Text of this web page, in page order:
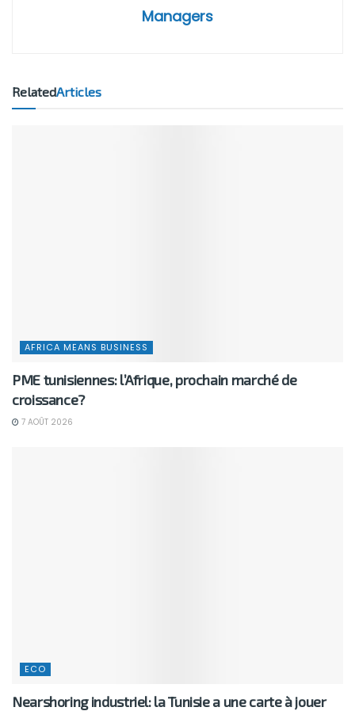
Managers
RelatedArticles
AFRICA MEANS BUSINESS
PME tunisiennes: l’Afrique, prochain marché de
croissance?
7 AOÛT 2026
ECO
Nearshoring industriel: la Tunisie a une carte à jouer